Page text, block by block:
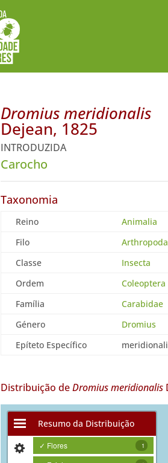
Dromius meridionalis
Dejean, 1825
INTRODUZIDA
Carocho
Taxonomia
Reino
Animalia
Filo
Arthropoda
Classe
Insecta
Ordem
Coleoptera
Família
Carabidae
Género
Dromius
Epíteto Específico
Distribuição deDromius meridionalis
Resumo da Distribuição
✓ Flores 1